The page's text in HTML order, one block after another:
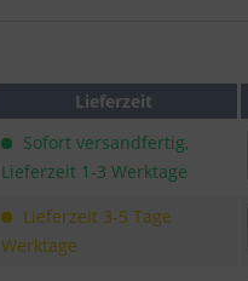
Lieferzeit
Sofort versandfertig,
Lieferzeit 1-3 Werktage
Lieferzeit 3-5 Tage
Werktage